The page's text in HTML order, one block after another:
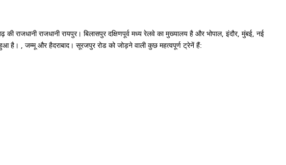
राजधानी रायपुर। बिलासपुर दक्षिणपूर्व मध्य रेलवे का मुख्यालय है और भोपाल, इंदौर, मुंबई, नई
है। , जम्मू और हैदराबाद। सूरजपुर रोड को जोड़ने वाली कुछ महत्वपूर्ण ट्रेनें हैं: